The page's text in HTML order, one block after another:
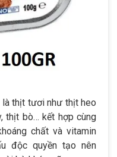
là thịt tươi như thịt heo
thịt bò… kết hợp cùng
chất và vitamin
độc quyền tạo nên